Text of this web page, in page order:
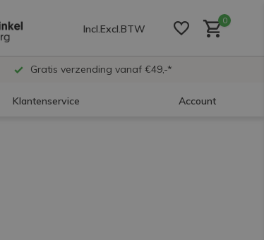
Incl.Excl.BTW
0
Gratis verzending vanaf €49,-*
Klantenservice Account